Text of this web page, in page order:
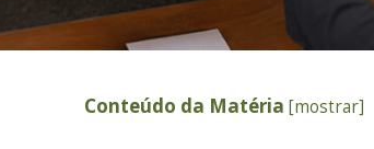
Conteúdo da Matéria [mostrar]